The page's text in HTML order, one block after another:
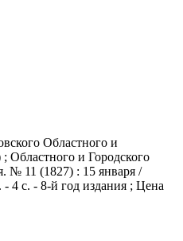
Областного и
Областного и Городского
№ 11 (1827) : 15 января /
4 с. - 8-й год издания ; Цена